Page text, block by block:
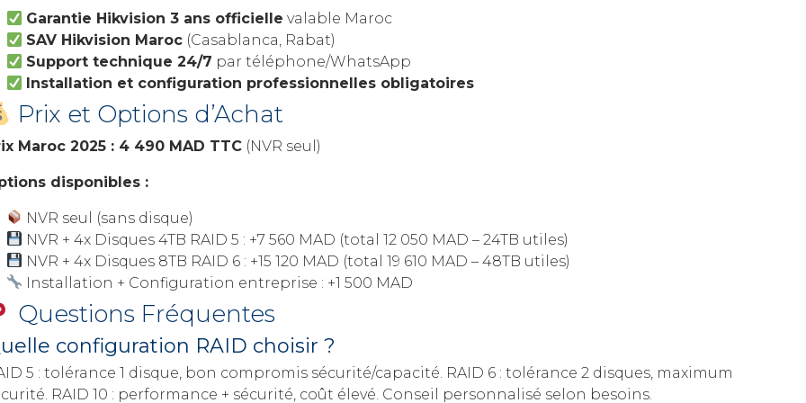
Garantie Hikvision 3 ans officielle valable Maroc
SAV Hikvision Maroc (Casablanca, Rabat)
Support technique 24/7 par téléphone/WhatsApp
Installation et configuration professionnelles obligatoires
Prix et Options d’Achat
Maroc 2025 : 4 490 MAD TTC (NVR seul)
disponibles :
NVR seul (sans disque)
NVR + 4x Disques 4TB RAID 5 : +7 560 MAD (total 12 050 MAD – 24TB utiles)
NVR + 4x Disques 8TB RAID 6 : +15 120 MAD (total 19 610 MAD – 48TB utiles)
Installation + Configuration entreprise : +1 500 MAD
Questions Fréquentes
configuration RAID choisir ?
5 : tolérance 1 disque, bon compromis sécurité/capacité. RAID 6 : tolérance 2 disques, maximum
RAID 10 : performance + sécurité, coût élevé. Conseil personnalisé selon besoins.